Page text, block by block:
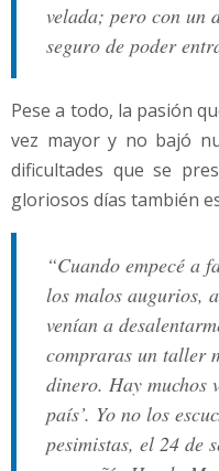
velada; pero con un
seguro de poder
Pese a todo, la pasión
vez mayor y no bajó
dificultades que se
gloriosos días también
“Cuando empecé a
los malos augurios,
venían a
compraras un taller
dinero. Hay muchos
país’. Yo no los
pesimistas, el 24 de